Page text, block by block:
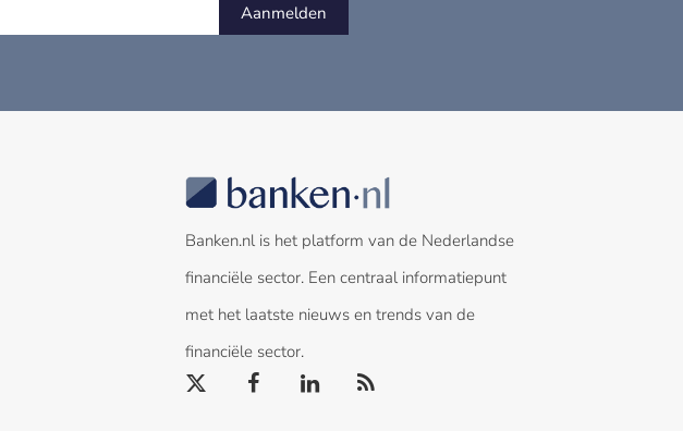
Aanmelden
Banken.nl is het platform van de Nederlandse
financiële sector. Een centraal informatiepunt
met het laatste nieuws en trends van de
financiële sector.